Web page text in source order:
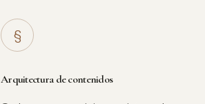
§
Arquitectura de contenidos